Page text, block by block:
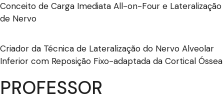
Conceito de Carga Imediata All-on-Four e Lateralização
de Nervo
Criador da Técnica de Lateralização do Nervo Alveolar
Inferior com Reposição Fixo-adaptada da Cortical Óssea
PROFESSOR